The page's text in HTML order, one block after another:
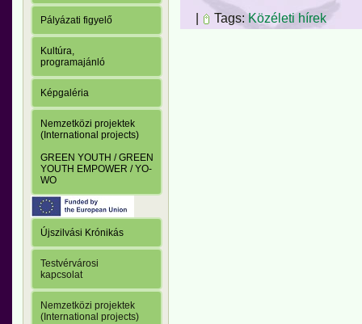
Pályázati figyelő
Kultúra,
programajánló
Képgaléria
Nemzetközi projektek
(International projects)
GREEN YOUTH / GREEN
YOUTH EMPOWER / YO-
WO
Újszilvási Krónikás
Testvérvárosi
kapcsolat
Nemzetközi projektek
(International projects)
|
Tags:Közéleti hírek